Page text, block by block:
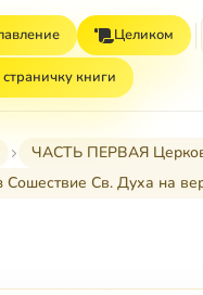
Целиком
книги
ЧАСТЬ ПЕРВАЯ
Сошествие Св. Духа на